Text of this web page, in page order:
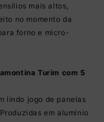
mais altos,
no momento da
forno e micro-
Turim com 5
lindo jogo de panelas
em alumínio